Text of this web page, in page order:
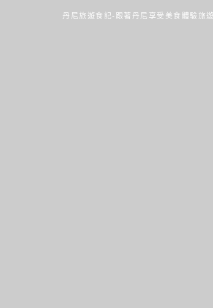
丹尼旅遊食記-跟著丹尼享受美食體驗旅遊